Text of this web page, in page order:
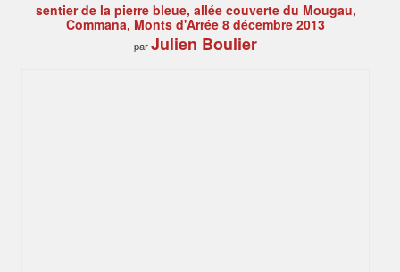
sentier de la pierre bleue, allée couverte du Mougau,
Commana, Monts d'Arrée 8 décembre 2013
parJulien Boulier